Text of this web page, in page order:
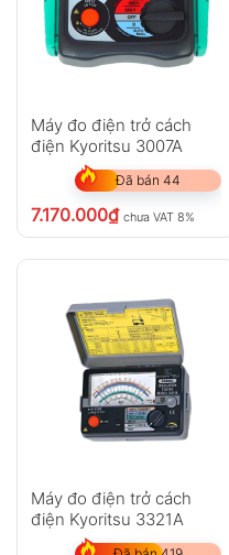
Máy đo điện trở cách
điện Kyoritsu 3007A
Đã bán 44
7.170.000₫ chưa VAT 8%
Máy đo điện trở cách
điện Kyoritsu 3321A